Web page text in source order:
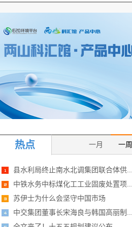
热点 一周
一月
县水利局终止南水北调集团联合体供...
中铁水务中标煤化工工业固废处置项...
苏伊士为什么会坚守中国市场
中交集团董事长宋海良与韩国高丽制...